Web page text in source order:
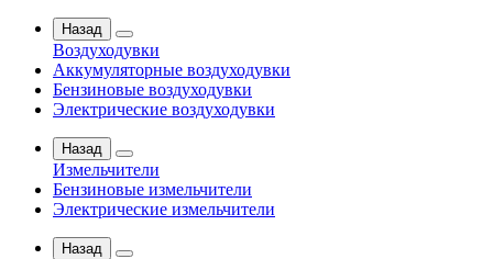
Назад
Воздуходувки
Аккумуляторные воздуходувки
Бензиновые воздуходувки
Электрические воздуходувки
Назад
Измельчители
Бензиновые измельчители
Электрические измельчители
Назад